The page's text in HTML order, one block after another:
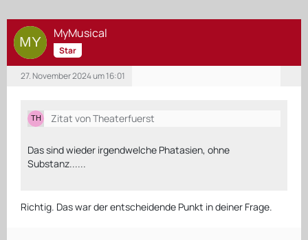
MyMusical
Star
27. November 2024 um 16:01
Zitat von Theaterfuerst
Das sind wieder irgendwelche Phatasien, ohne
Substanz......
Richtig. Das war der entscheidende Punkt in deiner Frage.